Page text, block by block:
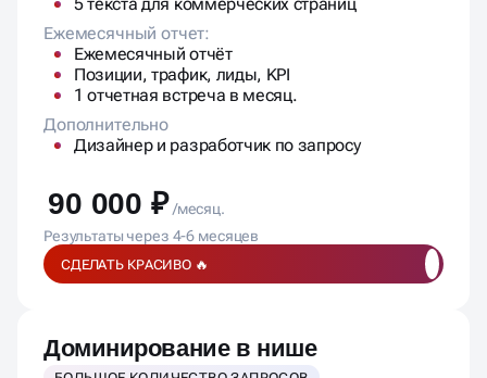
Ежемесячный отчет:
Ежемесячный отчёт
Позиции, трафик, лиды, KPI
1 отчетная встреча в месяц.
Дополнительно
Дизайнер и разработчик по запросу
90 000 ₽ /месяц.
Результаты через 4-6 месяцев
СДЕЛАТЬ КРАСИВО 🔥
Доминирование в нише